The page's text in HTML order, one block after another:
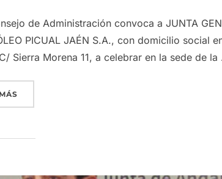
de Administración convoca a JUNTA
PICUAL JAÉN S.A., con domicilio social
Sierra Morena 11, a celebrar en la sede de
«GRUPO INTERÓLEO CONVOCA JUNTA